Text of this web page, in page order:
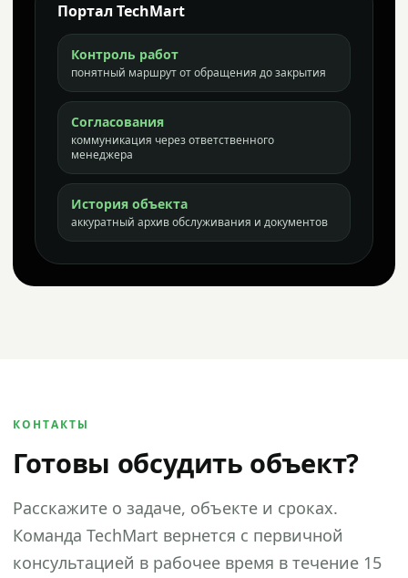
Портал TechMart
Контроль работ
понятный маршрут от обращения до закрытия
Согласования
коммуникация через ответственного
менеджера
История объекта
аккуратный архив обслуживания и документов
КОНТАКТЫ
Готовы обсудить объект?
Расскажите о задаче, объекте и сроках.
Команда TechMart вернется с первичной
консультацией в рабочее время в течение 15